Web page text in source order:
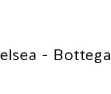
- Bottega